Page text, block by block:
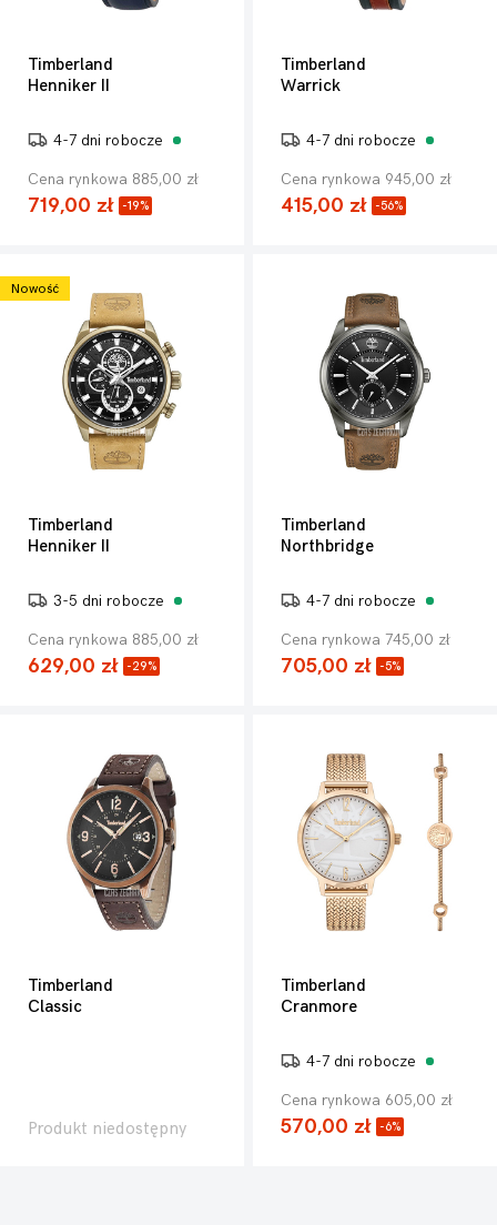
Timberland
Henniker II
4-7 dni robocze
Cena rynkowa 885,00 zł
719,00 zł -19%
Timberland
Warrick
4-7 dni robocze
Cena rynkowa 945,00 zł
415,00 zł -56%
Nowość
Timberland
Henniker II
3-5 dni robocze
Cena rynkowa 885,00 zł
629,00 zł -29%
Timberland
Northbridge
4-7 dni robocze
Cena rynkowa 745,00 zł
705,00 zł -5%
Timberland
Classic
Produkt niedostępny
Timberland
Cranmore
4-7 dni robocze
Cena rynkowa 605,00 zł
570,00 zł -6%